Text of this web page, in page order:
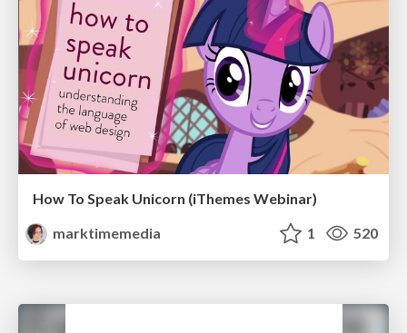
How To Speak Unicorn (iThemes Webinar)
marktimemedia
1 520